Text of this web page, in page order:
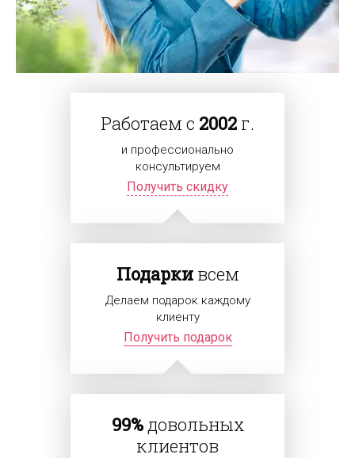
Работаем с 2002 г.
и профессионально
консультируем
Получить скидку
Подаркивсем
Делаем подарок каждому
клиенту
Получить подарок
99%довольных
клиентов